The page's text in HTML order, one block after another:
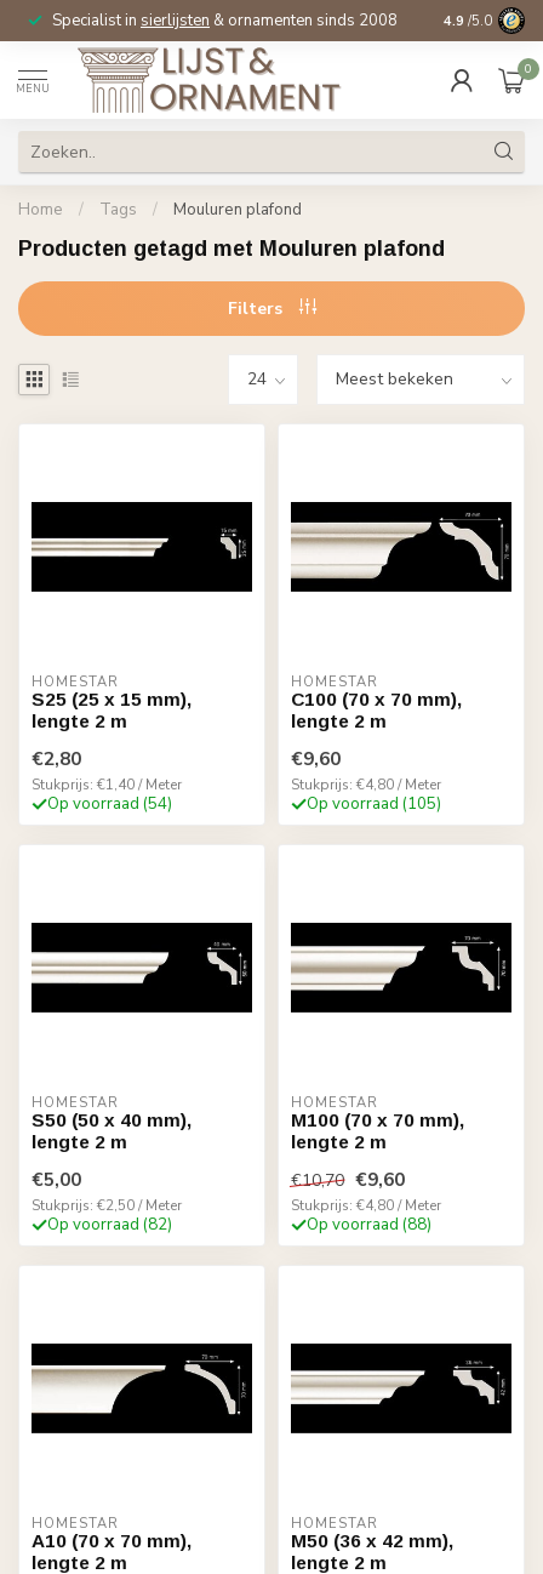
Specialist in sierlijsten & ornamenten sinds 2008 4.9 /5.0
MENU
0
Home / Tags / Mouluren plafond
Producten getagd met Mouluren plafond
Filters
HOMESTAR
S25 (25 x 15 mm),
lengte 2 m
€2,80
Stukprijs: €1,40 / Meter
Op voorraad (54)
HOMESTAR
C100 (70 x 70 mm),
lengte 2 m
€9,60
Stukprijs: €4,80 / Meter
Op voorraad (105)
HOMESTAR
S50 (50 x 40 mm),
lengte 2 m
€5,00
Stukprijs: €2,50 / Meter
Op voorraad (82)
HOMESTAR
M100 (70 x 70 mm),
lengte 2 m
€10,70 €9,60
Stukprijs: €4,80 / Meter
Op voorraad (88)
HOMESTAR
A10 (70 x 70 mm),
lengte 2 m
HOMESTAR
M50 (36 x 42 mm),
lengte 2 m